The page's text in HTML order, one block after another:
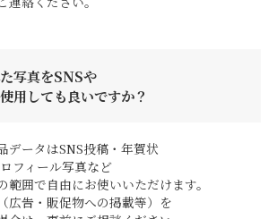
写真をSNSや
用しても良いですか？
データはSNS投稿・年賀状
フィール写真など
範囲で自由にお使いいただけます。
広告・販促物への掲載等）を